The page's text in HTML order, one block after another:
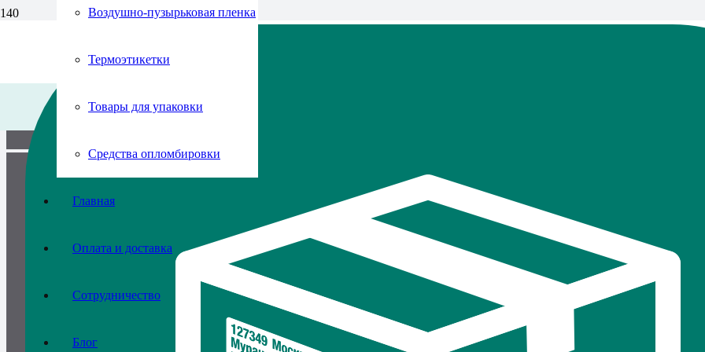
Воздушно-пузырьковая пленка
Термоэтикетки
Товары для упаковки
Средства опломбировки
Главная
Оплата и доставка
Сотрудничество
Блог